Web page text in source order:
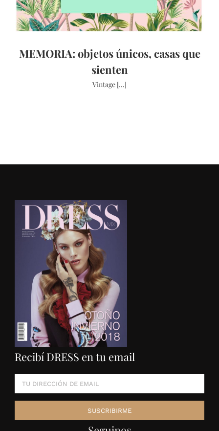
MEMORIA: objetos únicos, casas que
sienten
Vintage [...]
Recibí DRESS en tu email